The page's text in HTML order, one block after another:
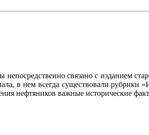
связано с изданием
в нем всегда существовали
нефтяников важные исторические